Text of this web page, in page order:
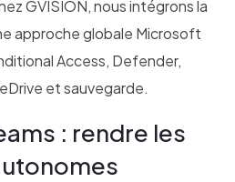
GVISION, nous intégrons la
approche globale Microsoft
Access, Defender,
et sauvegarde.
: rendre les